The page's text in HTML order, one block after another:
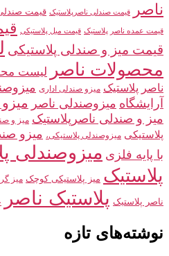
ناصر
قیمت صندلی ناصرپلاستیک قیمت
قیمت عمده ناصر پلاستیک قیمت مبل پلاستیکی
قیمت میز و صندلی پلاستیکی
محصولات ناصر
لیست
ناصر پلاستیک میزو صندلی اداری
آرایشگاه میزوصندلی ناصر
میز و صندلی ناصرپلاستیک میز و
پلاستیکی میزوصندلی پلاستیکی، میزو
با پایه فلزی میزوصندلی
پلاستیک میز پلاستیکی کوچک میز
ناصر پلاستیک پلاستیک ناصر
نوشته‌های تازه